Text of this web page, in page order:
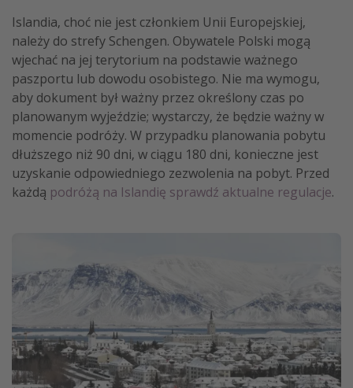
Islandia, choć nie jest członkiem Unii Europejskiej,
należy do strefy Schengen. Obywatele Polski mogą
wjechać na jej terytorium na podstawie ważnego
paszportu lub dowodu osobistego. Nie ma wymogu,
aby dokument był ważny przez określony czas po
planowanym wyjeździe; wystarczy, że będzie ważny w
momencie podróży. W przypadku planowania pobytu
dłuższego niż 90 dni, w ciągu 180 dni, konieczne jest
uzyskanie odpowiedniego zezwolenia na pobyt. Przed
każdą podróżą na Islandię sprawdź aktualne regulacje.